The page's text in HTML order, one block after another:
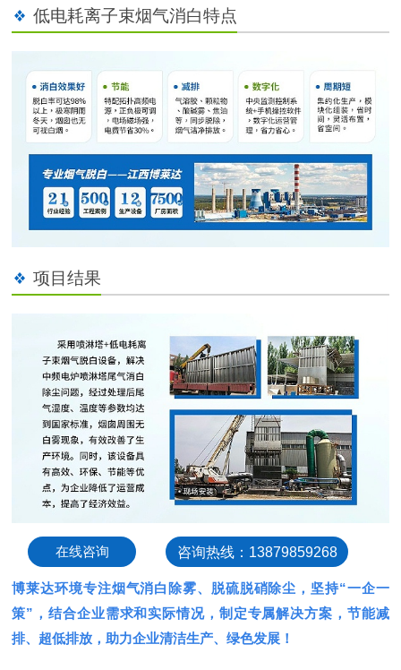
低电耗离子束烟气消白特点
项目结果
在线咨询 咨询热线：13879859268
博莱达环境专注烟气消白除雾、脱硫脱硝除尘，坚持“一企一
策”，结合企业需求和实际情况，制定专属解决方案，节能减
排、超低排放，助力企业清洁生产、绿色发展！